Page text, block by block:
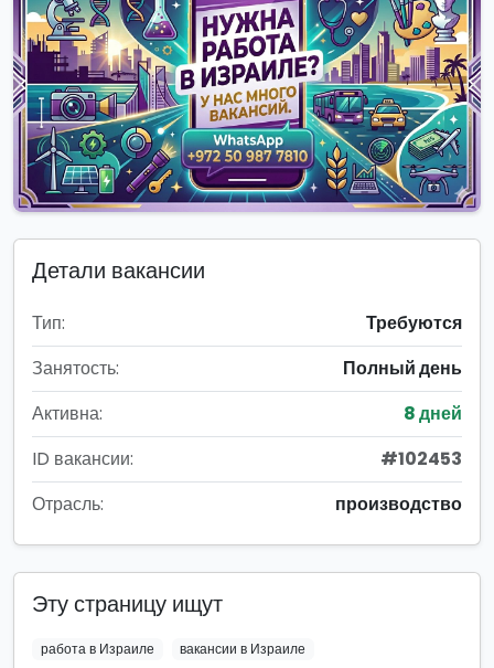
Детали вакансии
Тип:
Требуются
Занятость:
Полный день
Активна:
8 дней
ID вакансии:
#102453
Отрасль:
производство
Эту страницу ищут
работа в Израиле
вакансии в Израиле